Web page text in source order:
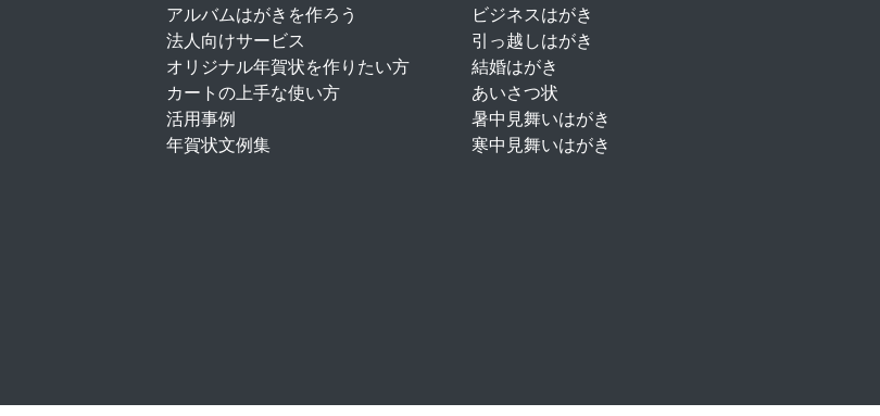
アルバムはがきを作ろう
法人向けサービス
オリジナル年賀状を作りたい方
カートの上手な使い方
活用事例
年賀状文例集
ビジネスはがき
引っ越しはがき
結婚はがき
あいさつ状
暑中見舞いはがき
寒中見舞いはがき